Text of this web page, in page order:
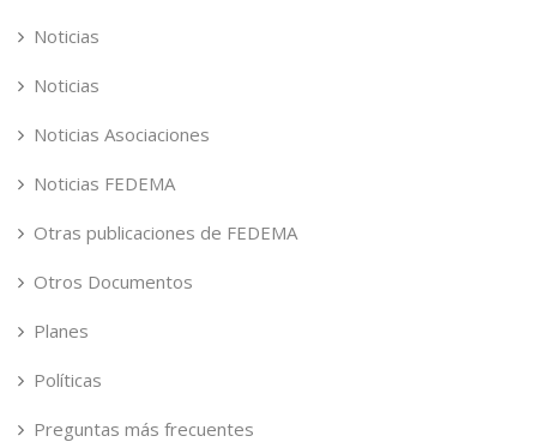
Noticias
Noticias
Noticias Asociaciones
Noticias FEDEMA
Otras publicaciones de FEDEMA
Otros Documentos
Planes
Políticas
Preguntas más frecuentes